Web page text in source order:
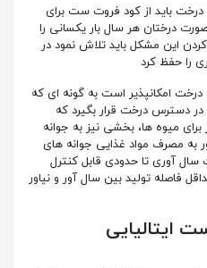
درخت باید از کود فروت ست برای
درختان هر سال بار یکسانی را
این مشکل باید تلاش نمود در
را حفظ کرد
امکانپذیر است به گونه ای که
در دسترس درخت قرار بگیرد که
برای میوه ها، بخشی نیز به جوانه
به مصرف مواد غذایی جوانه های
آوری تا حدودی قابل کنترل
فاصله تولید بین سال آور و نیاور
ایتالیایی